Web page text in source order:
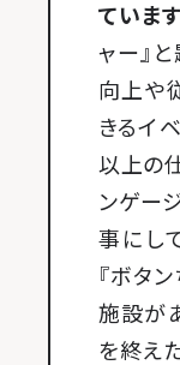
ています
ャー』
向上や
きるイ
以上の
ンゲー
事にし
『ボタ
施設が
を終え